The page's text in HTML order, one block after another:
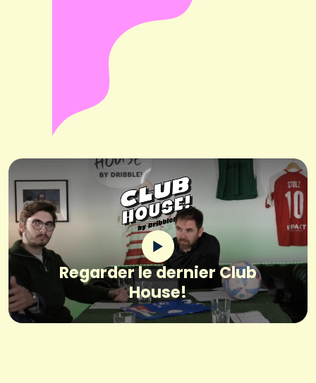
Regarder le dernier Club
House!